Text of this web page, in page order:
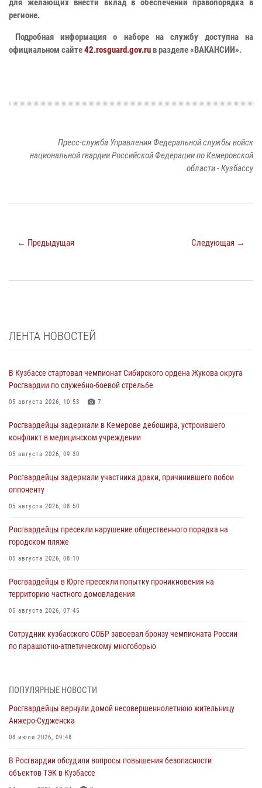
для желающих внести вклад в обеспечении правопорядка в
регионе.
Подробная информация о наборе на службу доступна на
официальном сайте42.rosguard.gov.ru в разделе «ВАКАНСИИ».
Пресс-служба Управления Федеральной службы войск
национальной гвардии Российской Федерации по Кемеровской
области - Кузбассу
← Предыдущая Следующая →
ЛЕНТА НОВОСТЕЙ
В Кузбассе стартовал чемпионат Сибирского ордена Жукова округа
Росгвардии по служебно-боевой стрельбе
05 августа 2026, 10:53 7
Росгвардейцы задержали в Кемерове дебошира, устроившего
конфликт в медицинском учреждении
05 августа 2026, 09:30
Росгвардейцы задержали участника драки, причинившего побои
оппоненту
05 августа 2026, 08:50
Росгвардейцы пресекли нарушение общественного порядка на
городском пляже
05 августа 2026, 08:10
Росгвардейцы в Юрге пресекли попытку проникновения на
территорию частного домовладения
05 августа 2026, 07:45
Сотрудник кузбасского СОБР завоевал бронзу чемпионата России
по парашютно-атлетическому многоборью
Кузбассовцы высоко оценили качество предоставления
04 августа 2026, 09:42
Росгвардейцы помогли разыскать троих юных путешественников из
04 августа 2026, 08:42
ПОПУЛЯРНЫЕ НОВОСТИ
Росгвардейцы вернули домой несовершеннолетнюю жительницу
Анжеро-Судженска
08 июля 2026, 09:48
В Росгвардии обсудили вопросы повышения безопасности
объектов ТЭК в Кузбассе